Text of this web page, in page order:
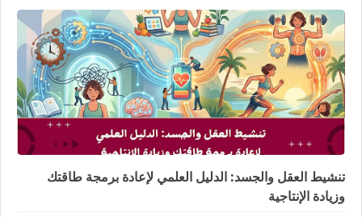
تنشيط العقل والجسد: الدليل العلمي لإعادة برمجة طاقتك
وزيادة الإنتاجية